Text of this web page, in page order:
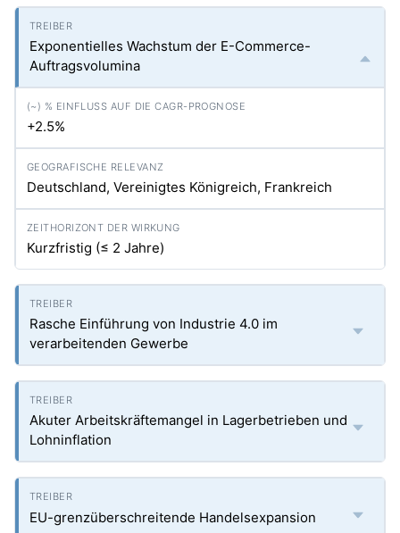
Exponentielles Wachstum der E-Commerce-
Auftragsvolumina
+2.5%
Deutschland, Vereinigtes Königreich, Frankreich
Kurzfristig (≤ 2 Jahre)
Rasche Einführung von Industrie 4.0 im
verarbeitenden Gewerbe
Akuter Arbeitskräftemangel in Lagerbetrieben und
Lohninflation
EU-grenzüberschreitende Handelsexpansion